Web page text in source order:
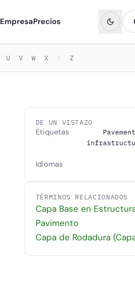
EmpresaPrecios
U V W X Y Z
DE UN VISTAZO
Etiquetas
Idiomas
TÉRMINOS RELACIONADOS
Capa Base en
Pavimento
Capa de Rodadura